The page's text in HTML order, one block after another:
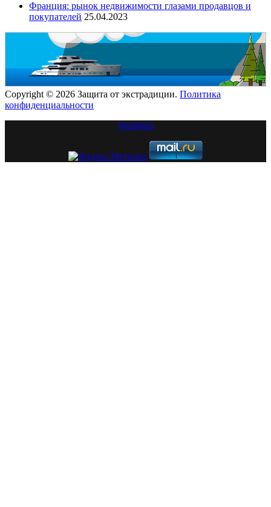
Франция: рынок недвижимости глазами продавцов и
покупателей 25.04.2023
Copyright © 2026 Защита от экстрадиции. Политика
конфиденциальности
WildWeb